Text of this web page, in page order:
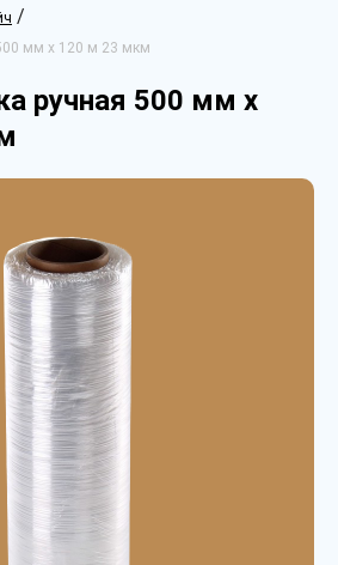
/
мм х 120 м 23 мкм
ручная 500 мм х